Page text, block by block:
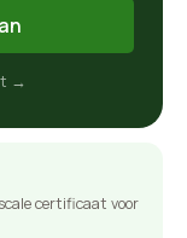
→
certificaat voor